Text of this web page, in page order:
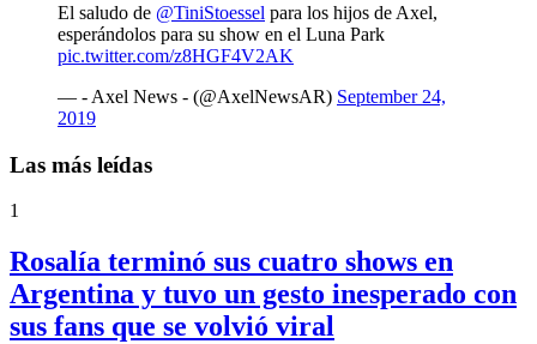
El saludo de @TiniStoessel para los hijos de Axel,
esperándolos para su show en el Luna Park
pic.twitter.com/z8HGF4V2AK
— - Axel News - (@AxelNewsAR) September 24,
2019
Las más leídas
1
Rosalía terminó sus cuatro shows en
Argentina y tuvo un gesto inesperado con
sus fans que se volvió viral